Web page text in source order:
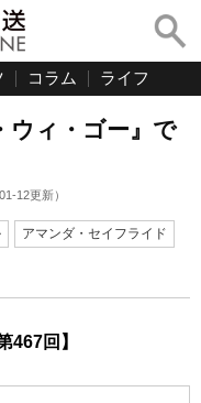
コラム ライフ
ウィ・ゴー』で
12更新）
アマンダ・セイフライド
467回】